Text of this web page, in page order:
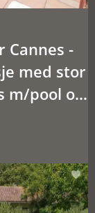
Cannes -
med stor